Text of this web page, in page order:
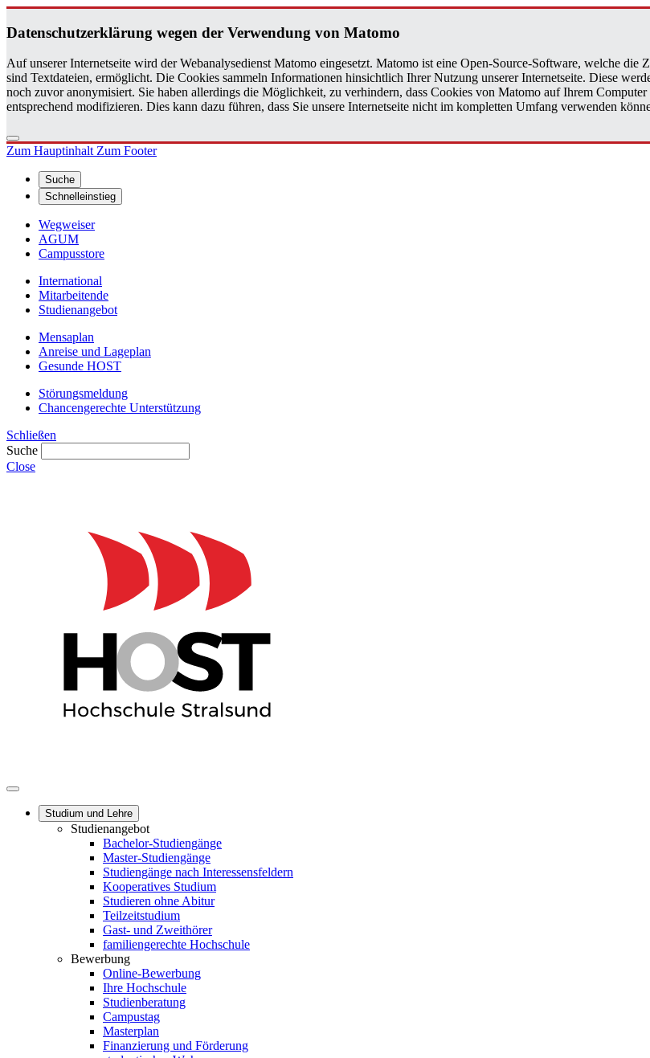
Da­ten­schutz­er­klä­rung wegen der Ver­wen­dung von Ma­to­mo
Auf unserer Internetseite wird der Webanalysedienst Matomo eingesetzt. Matomo ist eine Open-Source-Software, welche
sind Textdateien, ermöglicht. Die Cookies sammeln Informationen hinsichtlich Ihrer Nutzung unserer Internetseite. Diese
noch zuvor anonymisiert. Sie haben allerdings die Möglichkeit, zu verhindern, dass Cookies von Matomo auf Ihrem
entsprechend modifizieren. Dies kann dazu führen, dass Sie unsere Internetseite nicht im kompletten Umfang verwenden
Zum HauptinhaltZum Footer
Suche
Schnelleinstieg
Wegweiser
AGUM
Campusstore
International
Mitarbeitende
Studienangebot
Mensaplan
Anreise und Lageplan
Gesunde HOST
Störungsmeldung
Chancengerechte Unterstützung
Schließen
Suche
Close
Studium und Lehre
Studienangebot
Bachelor-Studiengänge
Master-Studiengänge
Studiengänge nach Interessensfeldern
Kooperatives Studium
Studieren ohne Abitur
Teilzeitstudium
Gast- und Zweithörer
familiengerechte Hochschule
Bewerbung
Online-Bewerbung
Ihre Hochschule
Studienberatung
Campustag
Masterplan
Finanzierung und Förderung